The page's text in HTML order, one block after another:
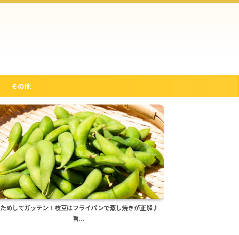
その他
究極のいりこだしの取り方！ためしてガッテン！プロも認
め...